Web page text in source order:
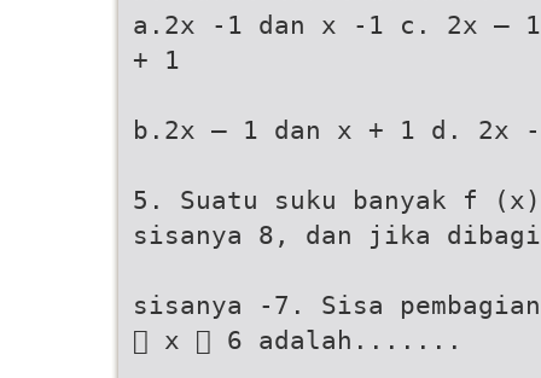
a.2x -1 dan x -1 c. 2x –
+ 1
b.2x – 1 dan x + 1 d. 2x
5. Suatu suku banyak f
sisanya 8, dan jika
sisanya -7. Sisa
 x  6 adalah.......